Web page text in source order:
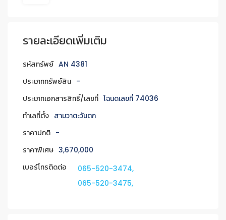
รายละเอียดเพิ่มเติม
รหัสทรัพย์ AN 4381
ประเภททรัพย์สิน -
ประเภทเอกสารสิทธิ์/เลขที่ โฉนดเลขที่ 74036
ทำเลที่ตั้ง สามวาตะวันตก
ราคาปกติ -
ราคาพิเศษ 3,670,000
เบอร์โทรติดต่อ
065-520-3474,
065-520-3475,